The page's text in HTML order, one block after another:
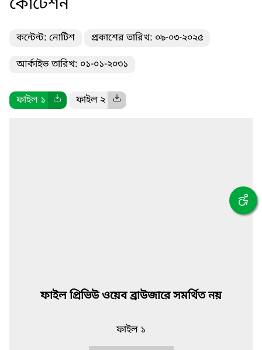
কোটেশন
কন্টেন্ট: নোটিশ প্রকাশের তারিখ: ০৯-০৩-২০২৫
আর্কাইভ তারিখ: ০১-০১-২০৩১
ফাইল ১ ফাইল ২
ফাইল প্রিভিউ ওয়েব ব্রাউজারে সমর্থিত নয়
ফাইল ১